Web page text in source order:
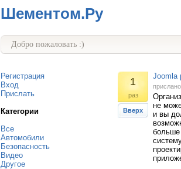
Шементом.Ру
Добро пожаловать :)
Регистрация
Вход
Прислать
Категории
Все
Автомобили
Безопасность
Видео
Другое
1
раз
Вверх
Joomla
не
и вы
больше